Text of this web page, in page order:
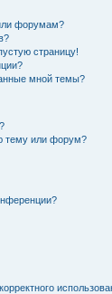
форумам?
страницу!
мной темы?
тему или форум?